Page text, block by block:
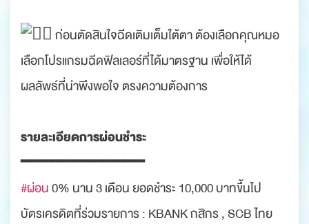
ก่อนตัดสินใจฉีดเติมเต็มใต้ตา ต้องเลือกคุณหมอ
เลือกโปรแกรมฉีดฟิลเลอร์ที่ได้มาตรฐาน เพื่อให้ได้
ผลลัพธ์ที่น่าพึงพอใจ ตรงความต้องการ
รายละเอียดการผ่อนชำระ
━━━━━━━━━━━━
#ผ่อน0% นาน 3 เดือน ยอดชำระ 10,000 บาทขึ้นไป
บัตรเครดิตที่ร่วมรายการ : KBANK กสิกร , SCB ไทย